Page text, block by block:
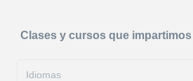
Clases y cursos que impartimos
Idiomas